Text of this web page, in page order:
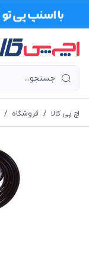
اچ پی کالا / فروشگاه /